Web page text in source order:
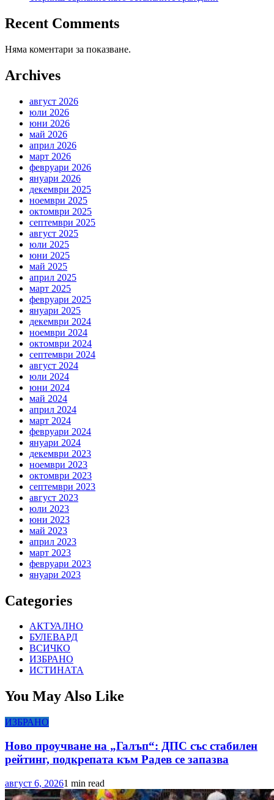
Recent Comments
Няма коментари за показване.
Archives
август 2026
юли 2026
юни 2026
май 2026
април 2026
март 2026
февруари 2026
януари 2026
декември 2025
ноември 2025
октомври 2025
септември 2025
август 2025
юли 2025
юни 2025
май 2025
април 2025
март 2025
февруари 2025
януари 2025
декември 2024
ноември 2024
октомври 2024
септември 2024
август 2024
юли 2024
юни 2024
май 2024
април 2024
март 2024
февруари 2024
януари 2024
декември 2023
ноември 2023
октомври 2023
септември 2023
август 2023
юли 2023
юни 2023
май 2023
април 2023
март 2023
февруари 2023
януари 2023
Categories
АКТУАЛНО
БУЛЕВАРД
ВСИЧКО
ИЗБРАНО
ИСТИНАТА
You May Also Like
ИЗБРАНО
Ново проучване на „Галъп“: ДПС със стабилен
рейтинг, подкрепата към Радев се запазва
август 6, 20261 min read